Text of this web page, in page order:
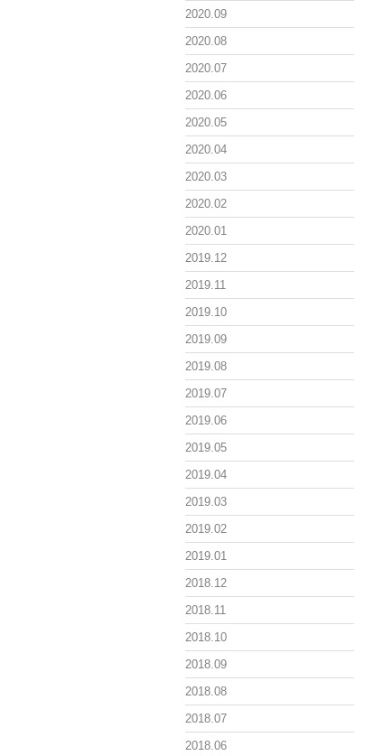
2020.09
2020.08
2020.07
2020.06
2020.05
2020.04
2020.03
2020.02
2020.01
2019.12
2019.11
2019.10
2019.09
2019.08
2019.07
2019.06
2019.05
2019.04
2019.03
2019.02
2019.01
2018.12
2018.11
2018.10
2018.09
2018.08
2018.07
2018.06